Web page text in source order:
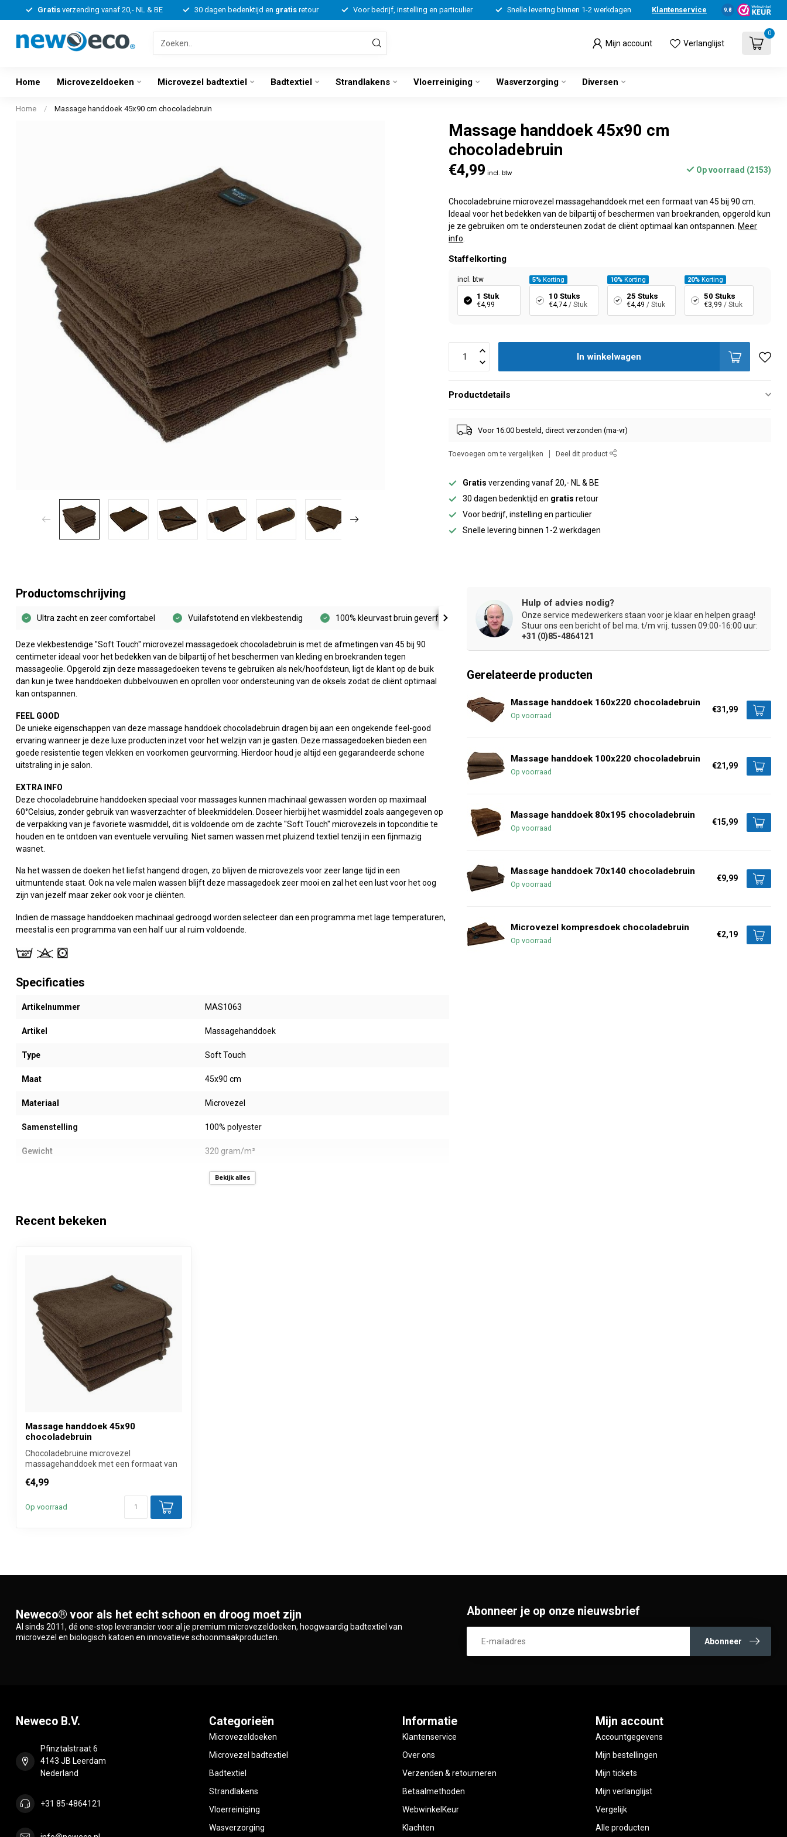
Gratisverzending vanaf 20,- NL & BE 30 dagen bedenktijd en gratisretour Voor bedrijf, instelling en particulier Snelle levering binnen 1-2 werkdagen Klantenservice 9.8
Mijn account Verlanglijst
0
Home Microvezeldoeken Microvezel badtextiel Badtextiel Strandlakens Vloerreiniging Wasverzorging Diversen
Home / Massage handdoek 45x90 cm chocoladebruin
Massage handdoek 45x90 cm
chocoladebruin
€4,99 incl. btw Op voorraad (2153)
Chocoladebruine microvezel massagehanddoek met een formaat van 45 bij 90 cm.
Ideaal voor het bedekken van de bilpartij of beschermen van broekranden, opgerold kun
je ze gebruiken om te ondersteunen zodat de cliënt optimaal kan ontspannen. Meer
info
Staffelkorting
incl. btw
1 Stuk
€4,99
5%Korting
10 Stuks
€4,74 / Stuk
10%Korting
25 Stuks
€4,49 / Stuk
20% Korting
50 Stuks
€3,99 / Stuk
In winkelwagen
Productdetails
Voor 16:00 besteld, direct verzonden (ma-vr)
Toevoegen om te vergelijken Deel dit product
Gratis verzending vanaf 20,- NL & BE
30 dagen bedenktijd en gratis retour
Voor bedrijf, instelling en particulier
Snelle levering binnen 1-2 werkdagen
Productomschrijving
Ultra zacht en zeer comfortabel Vuilafstotend en vlekbestendig 100% kleurvast bruin geverfd Vormvast en blijvend mooi Ideaal voor gevoelige huid
Deze vlekbestendige ''Soft Touch'' microvezel massagedoek chocoladebruin is met de afmetingen van 45 bij 90
centimeter ideaal voor het bedekken van de bilpartij of het beschermen van kleding en broekranden tegen
massageolie. Opgerold zijn deze massagedoeken tevens te gebruiken als nek/hoofdsteun, ligt de klant op de buik
dan kun je twee handdoeken dubbelvouwen en oprollen voor ondersteuning van de oksels zodat de cliënt optimaal
kan ontspannen.
FEEL GOOD
De unieke eigenschappen van deze massage handdoek chocoladebruin dragen bij aan een ongekende feel-good
ervaring wanneer je deze luxe producten inzet voor het welzijn van je gasten. Deze massagedoeken bieden een
goede resistentie tegen vlekken en voorkomen geurvorming. Hierdoor houd je altijd een gegarandeerde schone
uitstraling in je salon.
EXTRA INFO
Deze chocoladebruine handdoeken speciaal voor massages kunnen machinaal gewassen worden op maximaal
60°Celsius, zonder gebruik van wasverzachter of bleekmiddelen. Doseer hierbij het wasmiddel zoals aangegeven op
de verpakking van je favoriete wasmiddel, dit is voldoende om de zachte ''Soft Touch'' microvezels in topconditie te
houden en te ontdoen van eventuele vervuiling. Niet samen wassen met pluizend textiel tenzij in een fijnmazig
wasnet.
Na het wassen de doeken het liefst hangend drogen, zo blijven de microvezels voor zeer lange tijd in een
uitmuntende staat. Ook na vele malen wassen blijft deze massagedoek zeer mooi en zal het een lust voor het oog
zijn van jezelf maar zeker ook voor je cliënten.
Indien de massage handdoeken machinaal gedroogd worden selecteer dan een programma met lage temperaturen,
meestal is een programma van een half uur al ruim voldoende.
Specificaties
Artikelnummer MAS1063
Artikel Massagehanddoek
Type Soft Touch
Maat 45x90 cm
Materiaal Microvezel
Samenstelling 100% polyester
Gewicht 320 gram/m²
Chocoladebruin
Sneldrogend
Kenmerken
Inhoud
Verkoopprijs
Bekijk alles
Hulp of advies nodig?
Onze service medewerkers staan voor je klaar en helpen graag!
Stuur ons een bericht of bel ma. t/m vrij. tussen 09:00-16:00 uur:
+31 (0)85-4864121
Gerelateerde producten
Massage handdoek 160x220 chocoladebruin
Op voorraad
€31,99
Massage handdoek 100x220 chocoladebruin
Op voorraad
€21,99
Massage handdoek 80x195 chocoladebruin
Op voorraad
€15,99
Massage handdoek 70x140 chocoladebruin
Op voorraad
€9,99
Microvezel kompresdoek chocoladebruin
Op voorraad
€2,19
Recent bekeken
Massage handdoek 45x90
chocoladebruin
Chocoladebruine microvezel
massagehanddoek met een formaat van
€4,99
Op voorraad
Neweco® voor als het echt schoon en droog moet zijn
Al sinds 2011, dé one-stop leverancier voor al je premium microvezeldoeken, hoogwaardig badtextiel van
microvezel en biologisch katoen en innovatieve schoonmaakproducten.
Abonneer je op onze nieuwsbrief
Abonneer
Neweco B.V.
Pfinztalstraat 6
4143 JB Leerdam
Nederland
+31 85-4864121
Categorieën
Microvezeldoeken
Microvezel badtextiel
Badtextiel
Strandlakens
Vloerreiniging
Wasverzorging
Informatie
Klantenservice
Over ons
Verzenden & retourneren
Betaalmethoden
WebwinkelKeur
Klachten
Mijn account
Accountgegevens
Mijn bestellingen
Mijn tickets
Mijn verlanglijst
Vergelijk
Alle producten